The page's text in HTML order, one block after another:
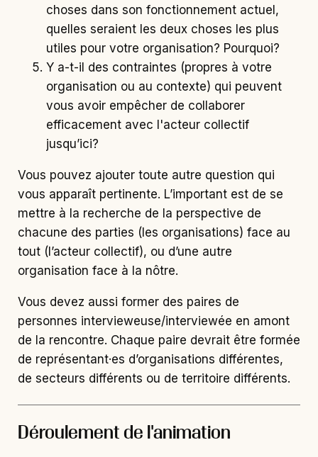
choses dans son fonctionnement actuel,
quelles seraient les deux choses les plus
utiles pour votre organisation? Pourquoi?
Y a-t-il des contraintes (propres à votre
organisation ou au contexte) qui peuvent
vous avoir empêcher de collaborer
efficacement avec l'acteur collectif
jusqu’ici?
Vous pouvez ajouter toute autre question qui
vous apparaît pertinente. L’important est de se
mettre à la recherche de la perspective de
chacune des parties (les organisations) face au
tout (l’acteur collectif), ou d’une autre
organisation face à la nôtre.
Vous devez aussi former des paires de
personnes intervieweuse/interviewée en amont
de la rencontre. Chaque paire devrait être formée
de représentant·es d’organisations différentes,
de secteurs différents ou de territoire différents.
Déroulement de l'animation